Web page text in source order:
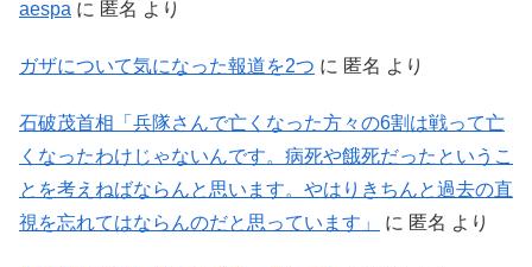
aespa に 匿名 より
ガザについて気になった報道を2つ に 匿名 より
石破茂首相「兵隊さんで亡くなった方々の6割は戦って亡
くなったわけじゃないんです。病死や餓死だったというこ
とを考えねばならんと思います。やはりきちんと過去の直
視を忘れてはならんのだと思っています」
に 匿名 より